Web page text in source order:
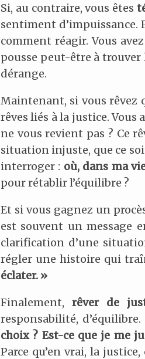
Si, au contraire, vous êtes
sentiment d’impuissance.
comment réagir. Vous
pousse peut-être à trouver
dérange.
Maintenant, si vous rêvez
rêves liés à la justice. Vous
ne vous revient pas ? Ce
situation injuste, que ce
interroger : où, dans ma
pour rétablir l’équilibre ?
Et si vous gagnez un
est souvent un message
clarification d’une
régler une histoire qui
éclater. »
Finalement, rêver de
responsabilité,
choix ? Est-ce que je me
Parce qu’en vrai, la